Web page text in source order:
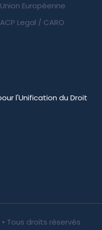
Union Européenne
ACP Legal / CARO
l'Unification du Droit
Tous droits réservés